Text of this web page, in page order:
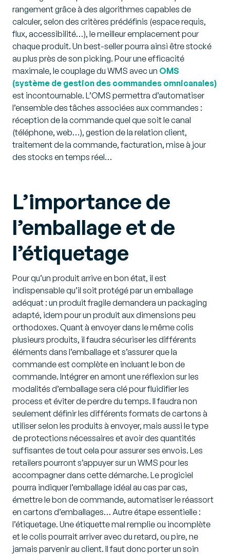
rangement grâce à des algorithmes capables de
calculer, selon des critères prédéfinis (espace requis,
flux, accessibilité…), le meilleur emplacement pour
chaque produit. Un best-seller pourra ainsi être stocké
au plus près de son picking. Pour une efficacité
maximale, le couplage du WMS avec un OMS
(système de gestion des commandes omnicanales)
est incontournable. L’OMS permettra d’automatiser
l’ensemble des tâches associées aux commandes :
réception de la commande quel que soit le canal
(téléphone, web…), gestion de la relation client,
traitement de la commande, facturation, mise à jour
des stocks en temps réel…
L’importance de
l’emballage et de
l’étiquetage
Pour qu’un produit arrive en bon état, il est
indispensable qu’il soit protégé par un emballage
adéquat : un produit fragile demandera un packaging
adapté, idem pour un produit aux dimensions peu
orthodoxes. Quant à envoyer dans le même colis
plusieurs produits, il faudra sécuriser les différents
éléments dans l’emballage et s’assurer que la
commande est complète en incluant le bon de
commande. Intégrer en amont une réflexion sur les
modalités d’emballage sera clé pour fluidifier les
process et éviter de perdre du temps. Il faudra non
seulement définir les différents formats de cartons à
utiliser selon les produits à envoyer, mais aussi le type
de protections nécessaires et avoir des quantités
suffisantes de tout cela pour assurer ses envois. Les
retailers pourront s’appuyer sur un WMS pour les
accompagner dans cette démarche. Le progiciel
pourra indiquer l’emballage idéal au cas par cas,
émettre le bon de commande, automatiser le réassort
en cartons d’emballages… Autre étape essentielle :
l’étiquetage. Une étiquette mal remplie ou incomplète
et le colis pourrait arriver avec du retard, ou pire, ne
jamais parvenir au client. Il faut donc porter un soin